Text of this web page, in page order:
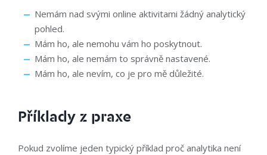
Nemám nad svými online aktivitami žádný analytický
pohled.
Mám ho, ale nemohu vám ho poskytnout.
Mám ho, ale nemám to správně nastavené.
Mám ho, ale nevím, co je pro mě důležité.
Příklady z praxe
Pokud zvolíme jeden typický příklad proč analytika není